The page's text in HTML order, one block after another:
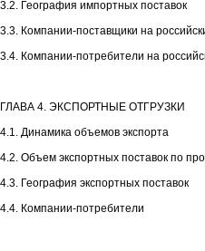
3.2. География импортных поставок
3.3. Компании-поставщики на
3.4. Компании-потребители на
ГЛАВА 4. ЭКСПОРТНЫЕ ОТГРУЗКИ
4.1. Динамика объемов экспорта
4.2. Объем экспортных поставок по
4.3. География экспортных поставок
4.4. Компании-потребители